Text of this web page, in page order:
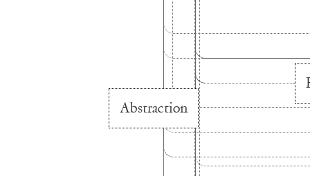
Abstraction